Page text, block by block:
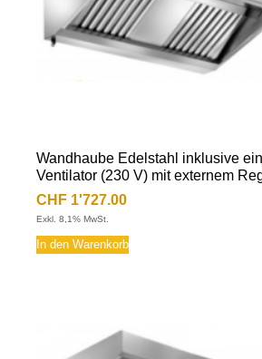
Wandhaube Edelstahl inklusive
Ventilator (230 V) mit externem
Fettauffangrinne, herausnehmbare
Flammschutzfilter Typ-B,
Leuchtstoffröhre, Fettablassventil
CHF 1'727.00
Exkl. 8,1% MwSt.
In den Warenkorb